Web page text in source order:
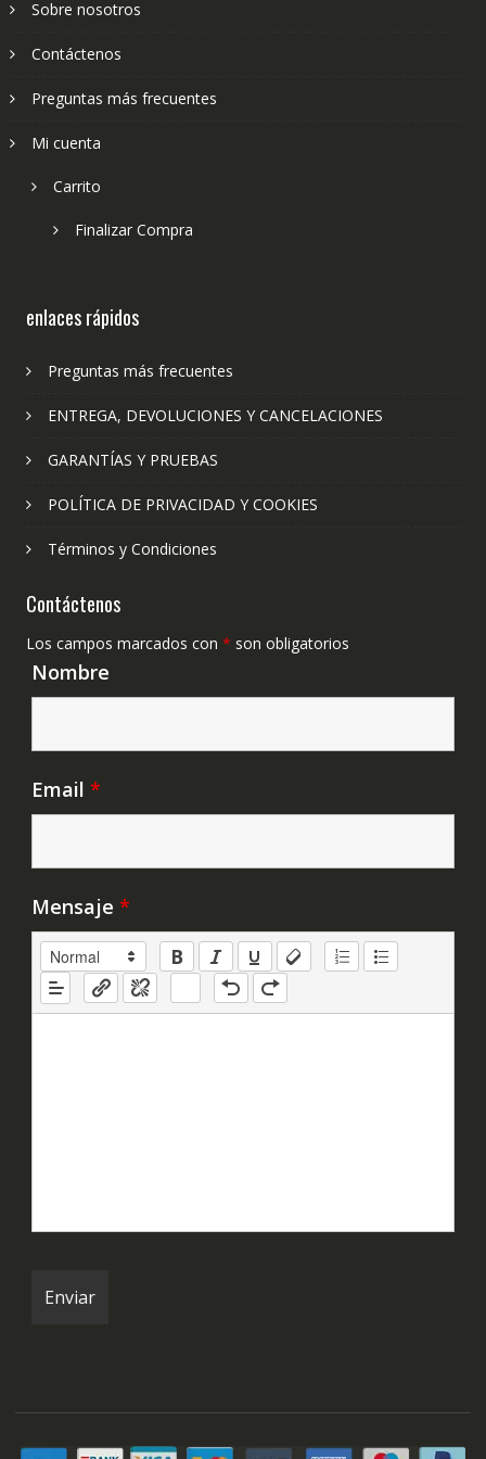
Sobre nosotros
Contáctenos
Preguntas más frecuentes
Mi cuenta
Carrito
Finalizar Compra
enlaces rápidos
Preguntas más frecuentes
ENTREGA, DEVOLUCIONES Y CANCELACIONES
GARANTÍAS Y PRUEBAS
POLÍTICA DE PRIVACIDAD Y COOKIES
Términos y Condiciones
Contáctenos
Los campos marcados con * son obligatorios
Nombre
Email *
Mensaje *